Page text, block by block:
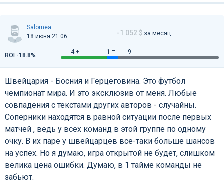
Salomea
18 июня 21:06
-1 052 $ за месяц
4 + 1 = 9 -
ROI -18.8%
Швейцария - Босния и Герцеговина. Это футбол
чемпионат мира. И это эксклюзив от меня. Любые
совпадения с текстами других авторов - случайны.
Соперники находятся в равной ситуации после первых
матчей , ведь у всех команд в этой группе по одному
очку. В их паре у швейцарцев все-таки больше шансов
на успех. Но я думаю, игра открытой не будет, слишком
велика цена ошибки. Думаю, в 1 тайме команды не
забьют.